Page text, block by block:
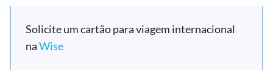
Solicite um cartão para viagem internacional
naWise